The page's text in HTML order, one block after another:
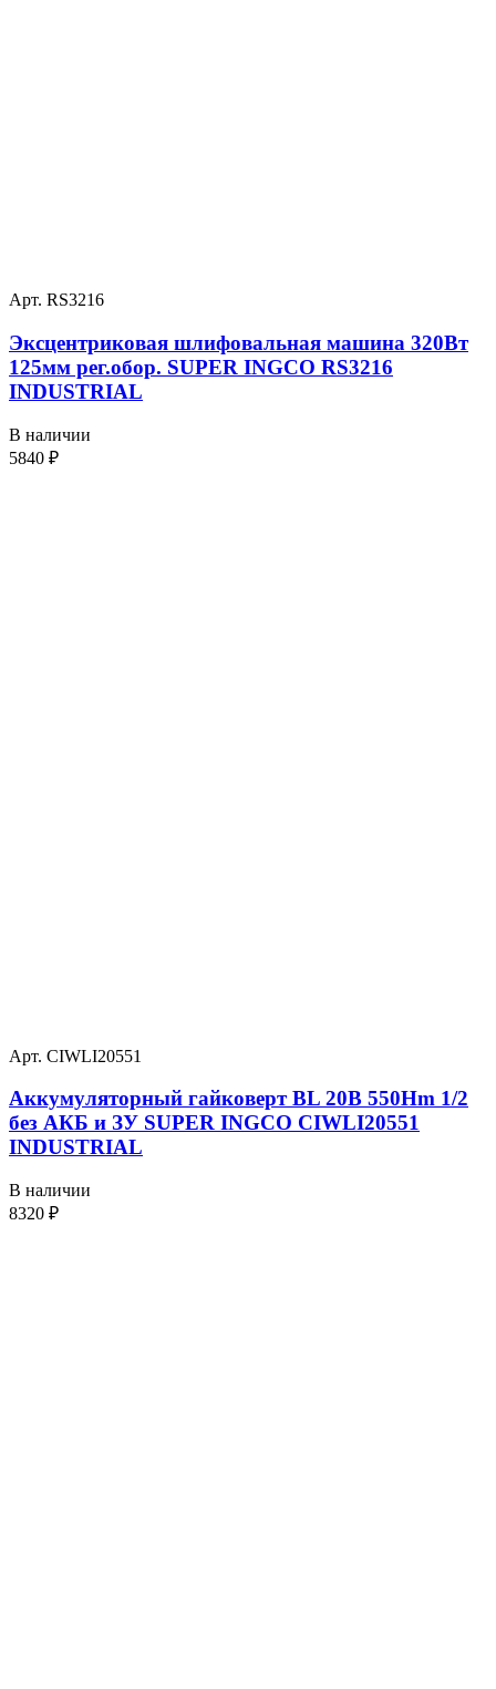
Арт. RS3216
Эксцентриковая шлифовальная машина 320Вт
125мм рег.обор. SUPER INGCO RS3216
INDUSTRIAL
В наличии
5840 ₽
Арт. CIWLI20551
Аккумуляторный гайковерт BL 20В 550Hm 1/2
без АКБ и ЗУ SUPER INGCO CIWLI20551
INDUSTRIAL
В наличии
8320 ₽